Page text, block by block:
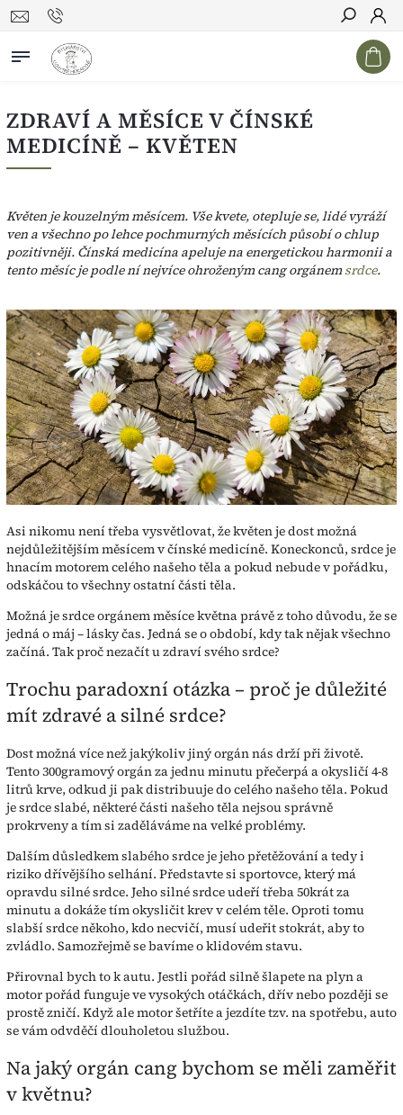
Hledat
ZDRAVÍ A MĚSÍCE V ČÍNSKÉ
MEDICÍNĚ – KVĚTEN
Květen je kouzelným měsícem. Vše kvete, otepluje se, lidé vyráží
ven a všechno po lehce pochmurných měsících působí o chlup
pozitivněji. Čínská medicína apeluje na energetickou harmonii a
tento měsíc je podle ní nejvíce ohroženým cang orgánemsrdce.
Asi nikomu není třeba vysvětlovat, že květen je dost možná
nejdůležitějším měsícem v čínské medicíně. Koneckonců, srdce je
hnacím motorem celého našeho těla a pokud nebude v pořádku,
odskáčou to všechny ostatní části těla.
Možná je srdce orgánem měsíce května právě z toho důvodu, že se
jedná o máj – lásky čas. Jedná se o období, kdy tak nějak všechno
začíná. Tak proč nezačít u zdraví svého srdce?
Trochu paradoxní otázka – proč je důležité
mít zdravé a silné srdce?
Dost možná více než jakýkoliv jiný orgán nás drží při životě.
Tento 300gramový orgán za jednu minutu přečerpá a okysličí 4-8
litrů krve, odkud ji pak distribuuje do celého našeho těla. Pokud
je srdce slabé, některé části našeho těla nejsou správně
prokrveny a tím si zaděláváme na velké problémy.
Dalším důsledkem slabého srdce je jeho přetěžování a tedy i
riziko dřívějšího selhání. Představte si sportovce, který má
opravdu silné srdce. Jeho silné srdce udeří třeba 50krát za
minutu a dokáže tím okysličit krev v celém těle. Oproti tomu
slabší srdce někoho, kdo necvičí, musí udeřit stokrát, aby to
zvládlo. Samozřejmě se bavíme o klidovém stavu.
Přirovnal bych to k autu. Jestli pořád silně šlapete na plyn a
motor pořád funguje ve vysokých otáčkách, dřív nebo později se
prostě zničí. Když ale motor šetříte a jezdíte tzv. na spotřebu, auto
se vám odvděčí dlouholetou službou.
Na jaký orgán cang bychom se měli zaměřit
v květnu?